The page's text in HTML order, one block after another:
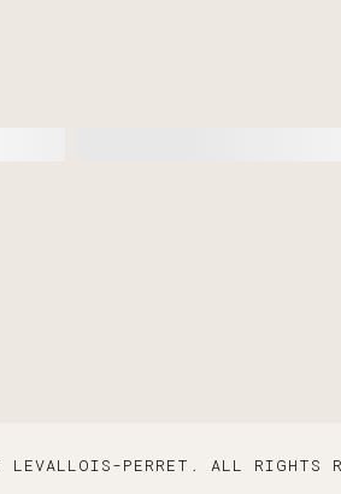
LEVALLOIS-PERRET. ALL RIGHTS